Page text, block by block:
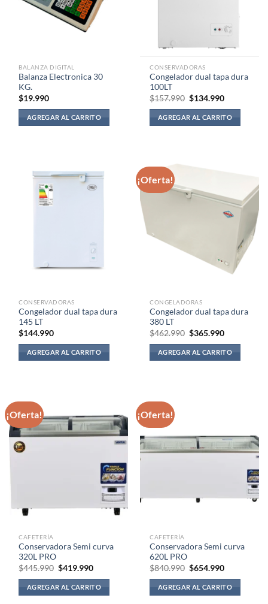
BALANZA DIGITAL
Balanza Electronica 30
KG.
$19.990
AGREGAR AL CARRITO
CONSERVADORAS
Congelador dual tapa dura
100LT
$157.990 El
original
era:
$157.990.
$134.990El
actual
es:
$134.990.
AGREGAR AL CARRITO
CONSERVADORAS
Congelador dual tapa dura
145 LT
$144.990
AGREGAR AL CARRITO
¡Oferta!
CONGELADORAS
Congelador dual tapa dura
380 LT
$462.990 El
original
era:
$462.990.
$365.990El
actual
es:
$365.990.
AGREGAR AL CARRITO
¡Oferta!
CAFETERÍA
Conservadora Semi curva
320L PRO
$445.990 El
original
era:
$445.990.
$419.990El
actual
es:
$419.990.
AGREGAR AL CARRITO
¡Oferta!
CAFETERÍA
Conservadora Semi curva
620L PRO
$840.990 El
original
era:
$840.990.
$654.990El
actual
es:
$654.990.
AGREGAR AL CARRITO